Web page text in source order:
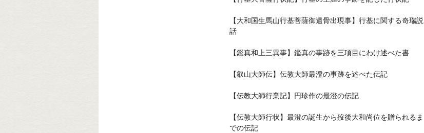
【大和国生馬山行基菩薩御遺骨出現事】行基に関する奇瑞説
話
【鑑真和上三異事】鑑真の事跡を三項目にわけ述べた書
【叡山大師伝】伝教大師最澄の事跡を述べた伝記
【伝教大師行業記】円珍作の最澄の伝記
【伝教大師行状】最澄の誕生から歿後大和尚位を贈られるま
での伝記